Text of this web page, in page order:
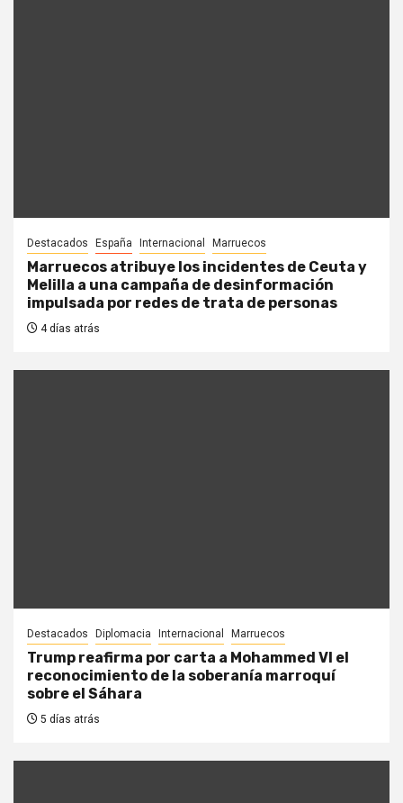
Destacados España Internacional Marruecos
Marruecos atribuye los incidentes de Ceuta y
Melilla a una campaña de desinformación
impulsada por redes de trata de personas
4 días atrás
Destacados Diplomacia Internacional Marruecos
Trump reafirma por carta a Mohammed VI el
reconocimiento de la soberanía marroquí
sobre el Sáhara
5 días atrás